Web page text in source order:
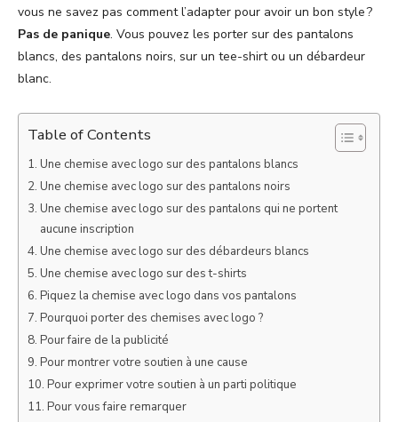
vous ne savez pas comment l’adapter pour avoir un bon style ?
Pas de panique. Vous pouvez les porter sur des pantalons
blancs, des pantalons noirs, sur un tee-shirt ou un débardeur
blanc.
Table of Contents
Une chemise avec logo sur des pantalons blancs
Une chemise avec logo sur des pantalons noirs
Une chemise avec logo sur des pantalons qui ne portent
aucune inscription
Une chemise avec logo sur des débardeurs blancs
Une chemise avec logo sur des t-shirts
Piquez la chemise avec logo dans vos pantalons
Pourquoi porter des chemises avec logo ?
Pour faire de la publicité
Pour montrer votre soutien à une cause
Pour exprimer votre soutien à un parti politique
Pour vous faire remarquer